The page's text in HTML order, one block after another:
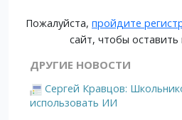
Пожалуйста, пройдите
сайт, чтобы
ДРУГИЕ НОВОСТИ
Сергей Кравцов:
использовать ИИ